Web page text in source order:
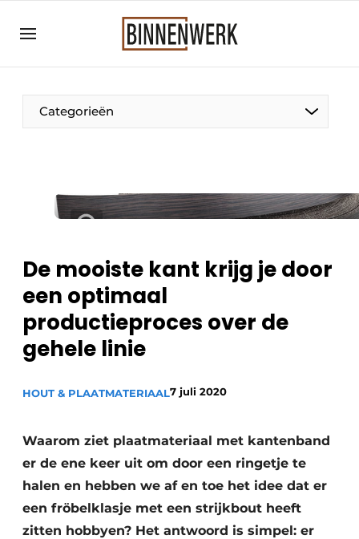
Aanmelden
Bedrijven
Binnenwerk | Hét magazine voor de
Direct contact
Meest gelezen
Nieuwsbrief
Podcasts
Privacy / Cookie statement
Vacatures
Categorieën
De mooiste kant krijg je door
een optimaal
productieproces over de
gehele linie
HOUT & PLAATMATERIAAL7 juli 2020
Waarom ziet plaatmateriaal met kantenband
er de ene keer uit om door een ringetje te
halen en hebben we af en toe het idee dat er
een fröbelklasje met een strijkbout heeft
zitten hobbyen? Het antwoord is simpel: er